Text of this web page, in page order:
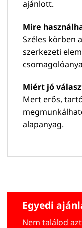
ajánlott.
Mire
Széles körben
szerkezeti
Miért jó
Mert erős,
alapanyag.
Egyedi
Nem találod